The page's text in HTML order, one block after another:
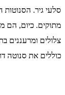
סלעי גיר.
מתוקים. כיום, הם
צלולים ומרעננים
כוללים את סנוטה